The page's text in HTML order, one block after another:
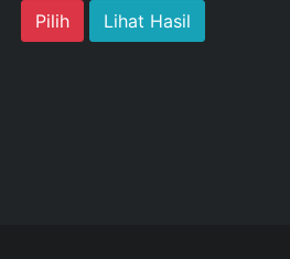
Lihat Hasil